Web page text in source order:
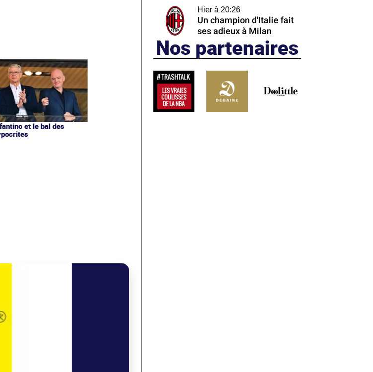
et le bal des
Hier à 20:26
Un champion d'Italie fait
ses adieux à Milan
Nos partenaires